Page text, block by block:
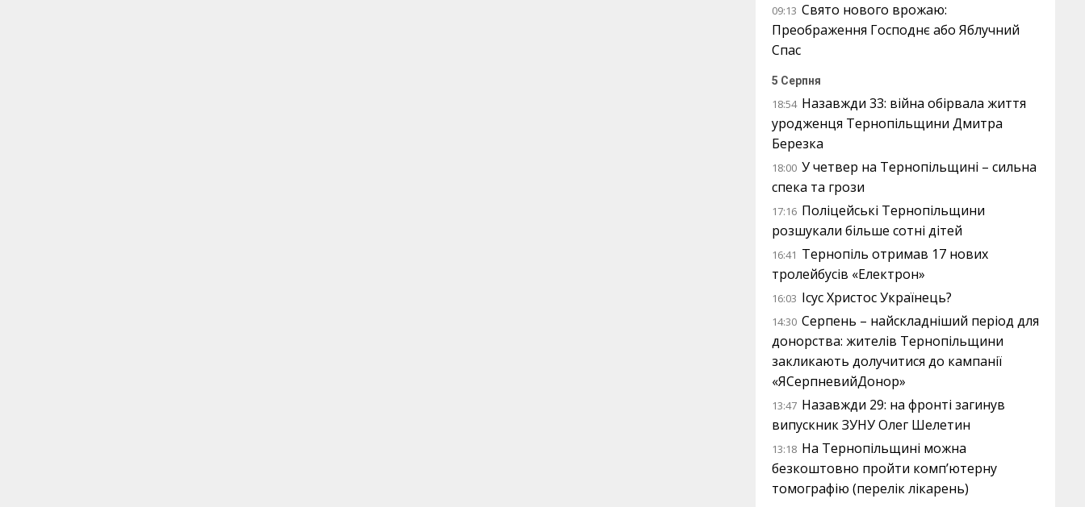
09:13 Свято нового врожаю:
Преображення Господнє або Яблучний
Спас
5 Серпня
18:54 Назавжди 33: війна обірвала життя
уродженця Тернопільщини Дмитра
Березка
18:00 У четвер на Тернопільщині – сильна
спека та грози
17:16 Поліцейські Тернопільщини
розшукали більше сотні дітей
16:41 Тернопіль отримав 17 нових
тролейбусів «Електрон»
16:03 Ісус Христос Українець?
14:30 Серпень – найскладніший період для
донорства: жителів Тернопільщини
закликають долучитися до кампанії
«ЯСерпневийДонор»
13:47 Назавжди 29: на фронті загинув
випускник ЗУНУ Олег Шелетин
13:18 На Тернопільщині можна
безкоштовно пройти комп’ютерну
томографію (перелік лікарень)